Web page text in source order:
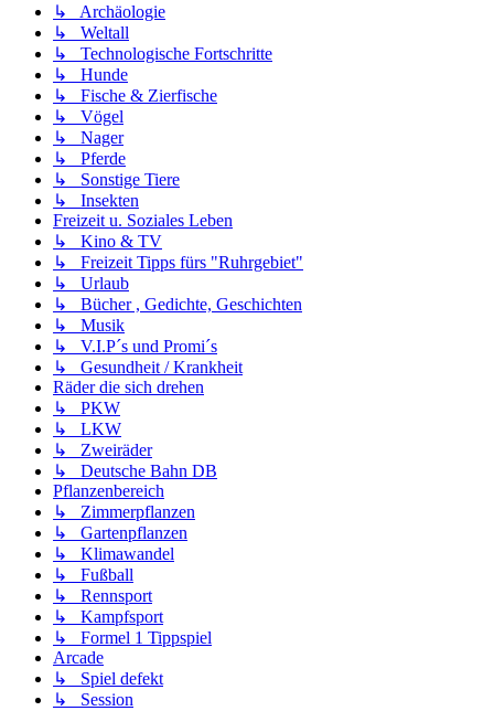
↳ Archäologie
↳ Weltall
↳ Technologische Fortschritte
↳ Hunde
↳ Fische & Zierfische
↳ Vögel
↳ Nager
↳ Pferde
↳ Sonstige Tiere
↳ Insekten
Freizeit u. Soziales Leben
↳ Kino & TV
↳ Freizeit Tipps fürs "Ruhrgebiet"
↳ Urlaub
↳ Bücher , Gedichte, Geschichten
↳ Musik
↳ V.I.P´s und Promi´s
↳ Gesundheit / Krankheit
Räder die sich drehen
↳ PKW
↳ LKW
↳ Zweiräder
↳ Deutsche Bahn DB
Pflanzenbereich
↳ Zimmerpflanzen
↳ Gartenpflanzen
↳ Klimawandel
↳ Fußball
↳ Rennsport
↳ Kampfsport
↳ Formel 1 Tippspiel
Arcade
↳ Spiel defekt
↳ Session